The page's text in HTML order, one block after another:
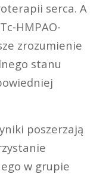
serca. A
HMPAO-
zrozumienie
stanu
poszerzają
w grupie